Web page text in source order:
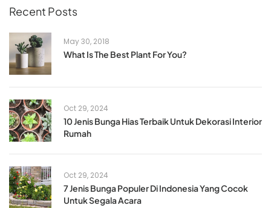
Recent Posts
May 30, 2018
What Is The Best Plant For You?
Oct 29, 2024
10 Jenis Bunga Hias Terbaik Untuk Dekorasi Interior
Rumah
Oct 29, 2024
7 Jenis Bunga Populer Di Indonesia Yang Cocok
Untuk Segala Acara